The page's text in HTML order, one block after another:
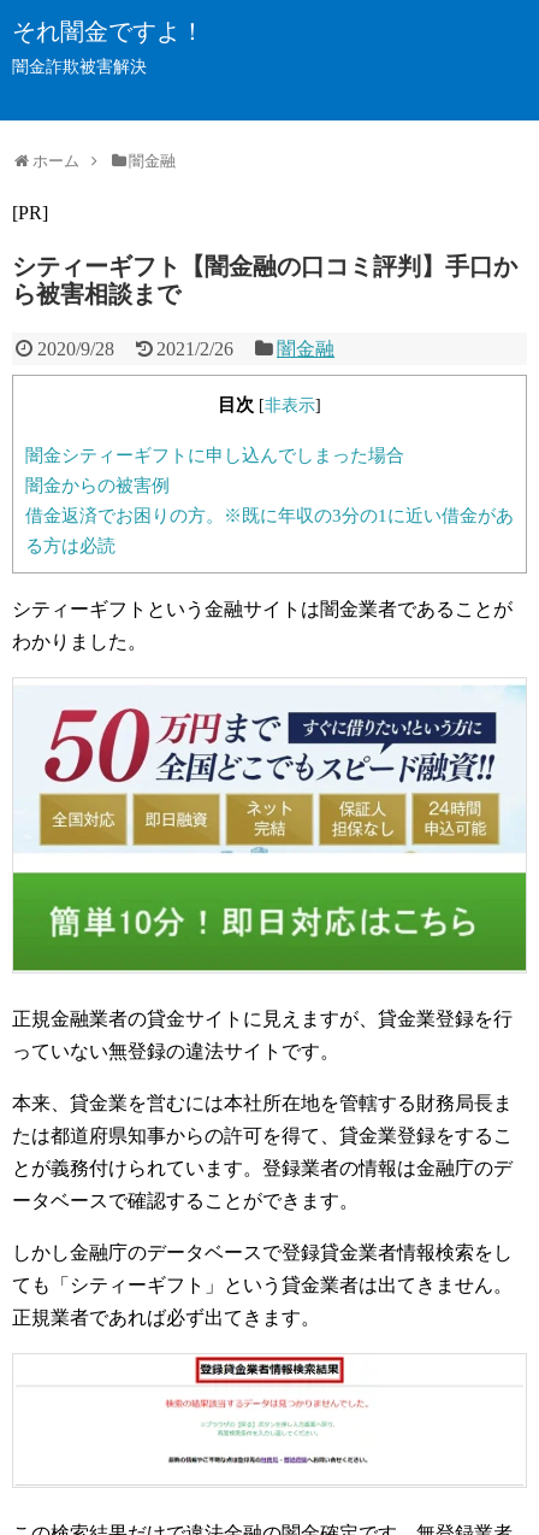
それ闇金ですよ！
闇金詐欺被害解決
ホーム 闇金融
[PR]
シティーギフト【闇金融の口コミ評判】手口か
ら被害相談まで
2020/9/28 2021/2/26 闇金融
目次 [非表示]
闇金シティーギフトに申し込んでしまった場合
闇金からの被害例
借金返済でお困りの方。※既に年収の3分の1に近い借金があ
る方は必読
シティーギフトという金融サイトは闇金業者であることが
わかりました。
正規金融業者の貸金サイトに見えますが、貸金業登録を行
っていない無登録の違法サイトです。
本来、貸金業を営むには本社所在地を管轄する財務局長ま
たは都道府県知事からの許可を得て、貸金業登録をするこ
とが義務付けられています。登録業者の情報は金融庁のデ
ータベースで確認することができます。
しかし金融庁のデータベースで登録貸金業者情報検索をし
ても「シティーギフト」という貸金業者は出てきません。
正規業者であれば必ず出てきます。